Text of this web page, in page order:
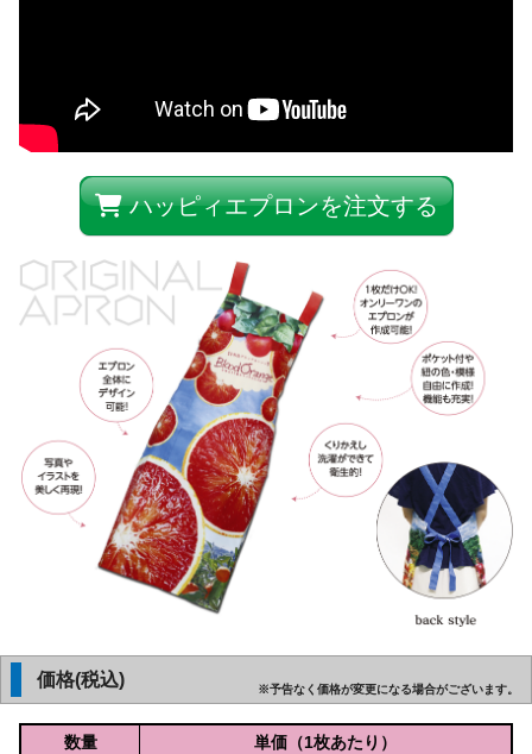
ハッピィエプロンを注文する
価格(税込) ※予告なく価格が変更になる場合がございます。
数量
単価（1枚あたり）